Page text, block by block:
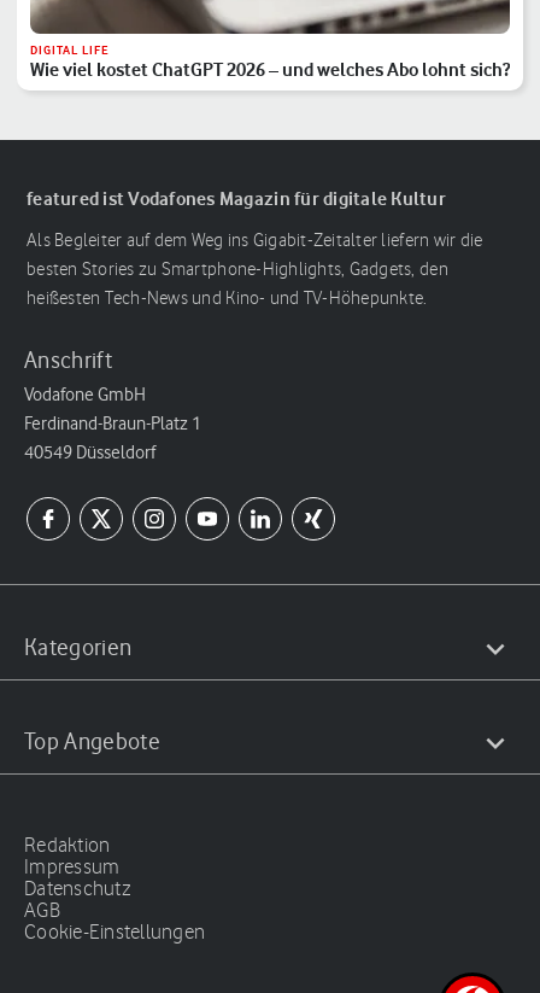
DIGITAL LIFE
Wie viel kostet ChatGPT 2026 – und welches Abo lohnt sich?
featured ist Vodafones Magazin für digitale Kultur
Als Begleiter auf dem Weg ins Gigabit-Zeitalter liefern wir die
besten Stories zu Smartphone-Highlights, Gadgets, den
heißesten Tech-News und Kino- und TV-Höhepunkte.
Anschrift
Vodafone GmbH
Ferdinand-Braun-Platz 1
40549 Düsseldorf
Kategorien
Top Angebote
Redaktion
Impressum
Datenschutz
AGB
Cookie-Einstellungen